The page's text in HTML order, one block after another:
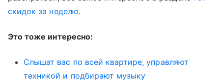
скидок за неделю.
Это тоже интересно:
Слышат вас по всей квартире, управляют
техникой и подбирают музыку